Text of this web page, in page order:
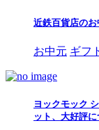
近鉄百貨店のお
お中元 ギフ
ヨックモック
ット、大好評